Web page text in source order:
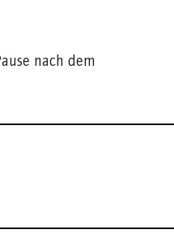
nach dem